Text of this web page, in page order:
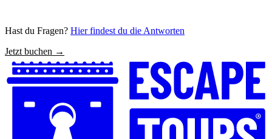
Hast du Fragen? Hier findest du die Antworten
Jetzt buchen →